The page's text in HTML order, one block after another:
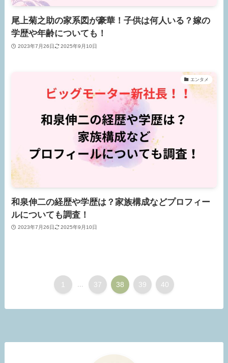
尾上菊之助の家系図が豪華！子供は何人いる？嫁の
学歴や年齢についても！
2023年7月26日 2025年9月10日
エンタメ
和泉伸二の経歴や学歴は？家族構成などプロフィー
ルについても調査！
2023年7月26日 2025年9月10日
1 37 38 39 40